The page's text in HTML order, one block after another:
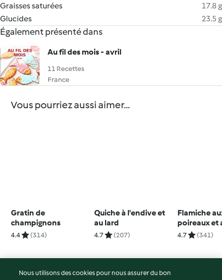
Graisses saturées
17.8 g
Glucides
23.5 g
Également présenté dans
Au fil des mois - avril
11 Recettes
France
Vous pourriez aussi aimer...
Gratin de
champignons
4.4 (314)
Quiche à l'endive et
au lard
4.7 (207)
Flamiche
poireaux et
frais
4.7 (341)
Nous utilisons des cookies pour nous assurer du bon